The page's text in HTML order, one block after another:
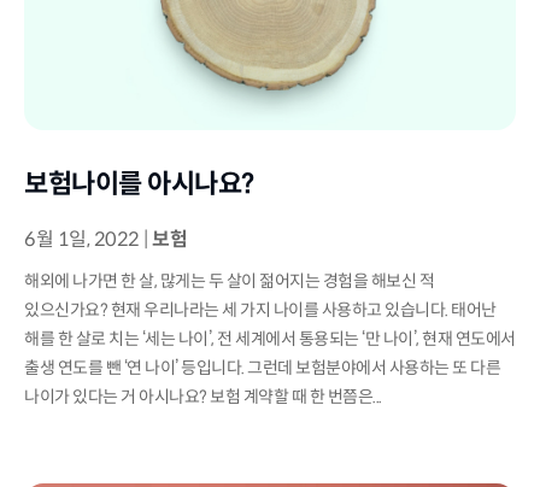
보험나이를 아시나요?
6월 1일, 2022 보험
해외에 나가면 한 살, 많게는 두 살이 젊어지는 경험을 해보신 적
있으신가요? 현재 우리나라는 세 가지 나이를 사용하고 있습니다. 태어난
해를 한 살로 치는 ‘세는 나이’, 전 세계에서 통용되는 ‘만 나이’, 현재 연도에서
출생 연도를 뺀 ‘연 나이’ 등입니다. 그런데 보험분야에서 사용하는 또 다른
나이가 있다는 거 아시나요? 보험 계약할 때 한 번쯤은...